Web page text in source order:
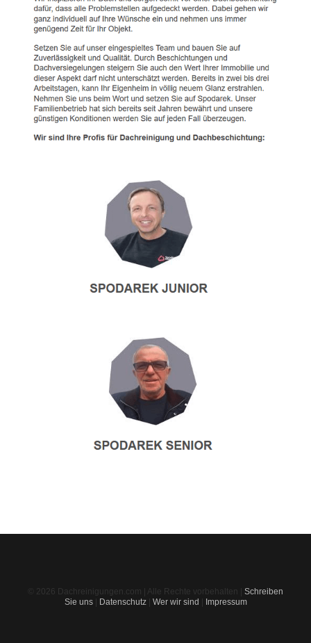
© 2026 Dachreinigungen.com | Alle Rechte vorbehalten | Schreiben
Sie uns| Datenschutz| Wer wir sind Impressum